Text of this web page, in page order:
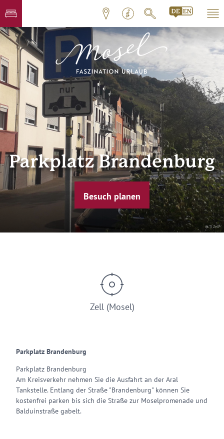
© TI Zell
Parkplatz Brandenburg
Besuch planen
Zell (Mosel)
Parkplatz Brandenburg
Parkplatz Brandenburg
Am Kreisverkehr nehmen Sie die Ausfahrt an der Aral
Tankstelle. Entlang der Straße "Brandenburg" können Sie
kostenfrei parken bis sich die Straße zur Moselpromenade und
Balduinstraße gabelt.